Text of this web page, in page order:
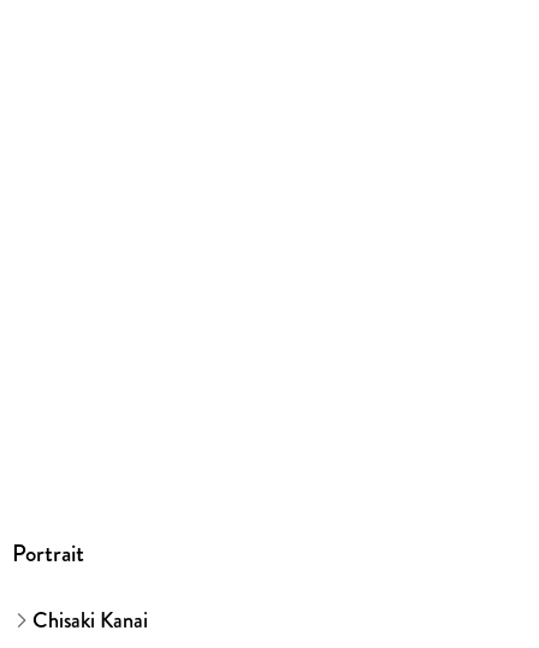
Hamburg, produktsicherheit@carlsen.de
Portrait
Chisaki Kanai